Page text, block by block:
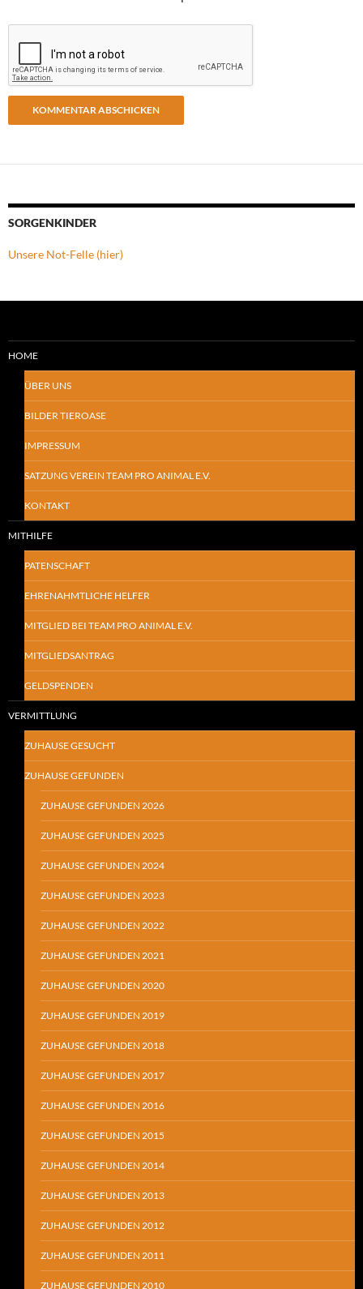
SORGENKINDER
Unsere Not-Felle (hier)
HOME
ÜBER UNS
BILDER TIEROASE
IMPRESSUM
SATZUNG VEREIN TEAM PRO ANIMAL E.V.
KONTAKT
MITHILFE
PATENSCHAFT
EHRENAHMTLICHE HELFER
MITGLIED BEI TEAM PRO ANIMAL E.V.
MITGLIEDSANTRAG
GELDSPENDEN
VERMITTLUNG
ZUHAUSE GESUCHT
ZUHAUSE GEFUNDEN
ZUHAUSE GEFUNDEN 2026
ZUHAUSE GEFUNDEN 2025
ZUHAUSE GEFUNDEN 2024
ZUHAUSE GEFUNDEN 2023
ZUHAUSE GEFUNDEN 2022
ZUHAUSE GEFUNDEN 2021
ZUHAUSE GEFUNDEN 2020
ZUHAUSE GEFUNDEN 2019
ZUHAUSE GEFUNDEN 2018
ZUHAUSE GEFUNDEN 2017
ZUHAUSE GEFUNDEN 2016
ZUHAUSE GEFUNDEN 2015
ZUHAUSE GEFUNDEN 2014
ZUHAUSE GEFUNDEN 2013
ZUHAUSE GEFUNDEN 2012
ZUHAUSE GEFUNDEN 2011
ZUHAUSE GEFUNDEN 2010